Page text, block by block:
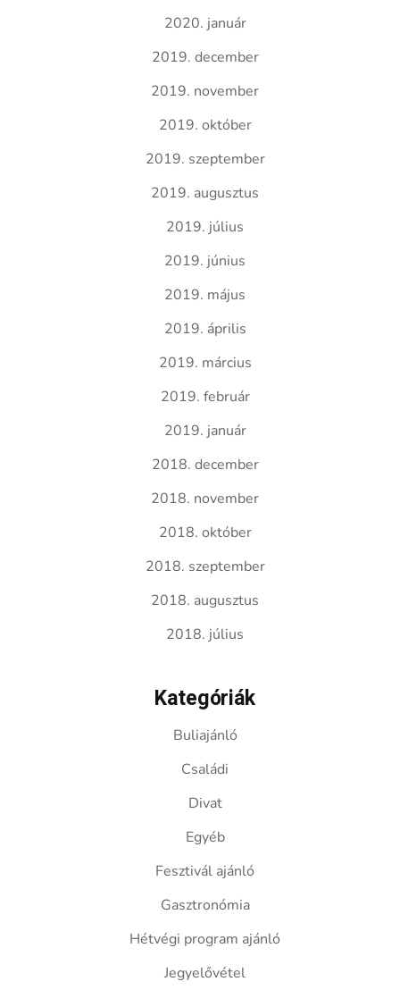
2020. január
2019. december
2019. november
2019. október
2019. szeptember
2019. augusztus
2019. július
2019. június
2019. május
2019. április
2019. március
2019. február
2019. január
2018. december
2018. november
2018. október
2018. szeptember
2018. augusztus
2018. július
Kategóriák
Buliajánló
Családi
Divat
Egyéb
Fesztivál ajánló
Gasztronómia
Hétvégi program ajánló
Jegyelővétel